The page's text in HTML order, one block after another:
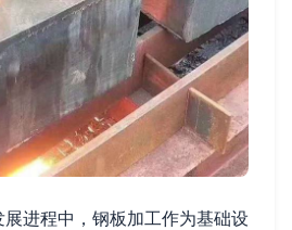
进程中，钢板加工作为基础设